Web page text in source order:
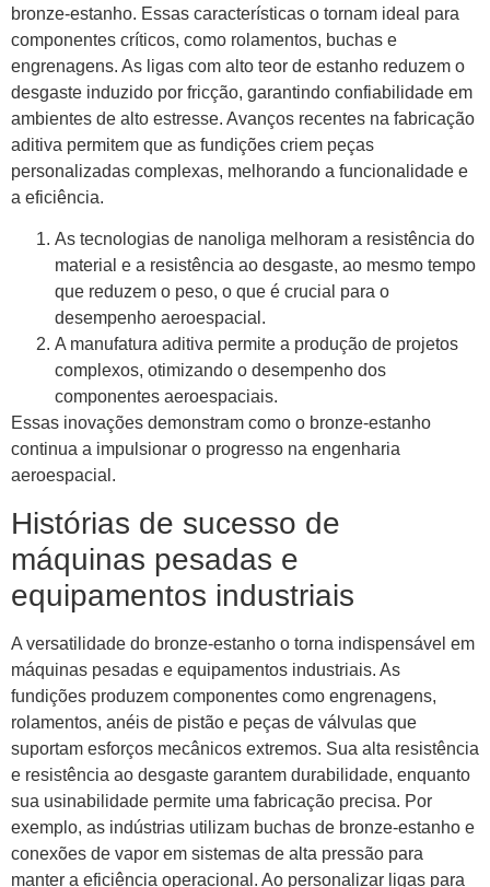
bronze-estanho. Essas características o tornam ideal para
componentes críticos, como rolamentos, buchas e
engrenagens. As ligas com alto teor de estanho reduzem o
desgaste induzido por fricção, garantindo confiabilidade em
ambientes de alto estresse. Avanços recentes na fabricação
aditiva permitem que as fundições criem peças
personalizadas complexas, melhorando a funcionalidade e
a eficiência.
As tecnologias de nanoliga melhoram a resistência do
material e a resistência ao desgaste, ao mesmo tempo
que reduzem o peso, o que é crucial para o
desempenho aeroespacial.
A manufatura aditiva permite a produção de projetos
complexos, otimizando o desempenho dos
componentes aeroespaciais.
Essas inovações demonstram como o bronze-estanho
continua a impulsionar o progresso na engenharia
aeroespacial.
Histórias de sucesso de
máquinas pesadas e
equipamentos industriais
A versatilidade do bronze-estanho o torna indispensável em
máquinas pesadas e equipamentos industriais. As
fundições produzem componentes como engrenagens,
rolamentos, anéis de pistão e peças de válvulas que
suportam esforços mecânicos extremos. Sua alta resistência
e resistência ao desgaste garantem durabilidade, enquanto
sua usinabilidade permite uma fabricação precisa. Por
exemplo, as indústrias utilizam buchas de bronze-estanho e
conexões de vapor em sistemas de alta pressão para
manter a eficiência operacional. Ao personalizar ligas para